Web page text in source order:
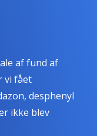
af fund af
vi fået
desphenyl
ikke blev